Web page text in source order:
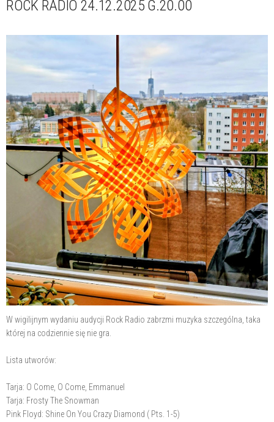
ROCK RADIO 24.12.2025 G.20.00
W wigilijnym wydaniu audycji Rock Radio zabrzmi muzyka szczególna, taka
której na codziennie się nie gra.
Lista utworów:
Tarja: O Come, O Come, Emmanuel
Tarja: Frosty The Snowman
Pink Floyd: Shine On You Crazy Diamond ( Pts. 1-5)